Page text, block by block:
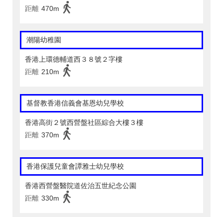
距離 470m
潮陽幼稚園
香港上環德輔道西３８號２字樓
距離 210m
基督教香港信義會基恩幼兒學校
香港高街２號西營盤社區綜合大樓３樓
距離 370m
香港保護兒童會譚雅士幼兒學校
香港西營盤醫院道佐治五世紀念公園
距離 330m